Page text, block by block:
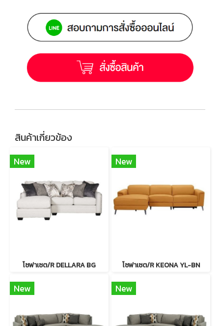
สินค้าเกี่ยวข้อง
New
โซฟาเซต/R DELLARA BG
New
โซฟาเซต/R KEONA YL-BN
New New